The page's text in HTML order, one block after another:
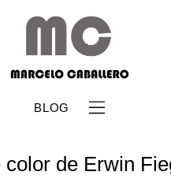
BLOG
color de Erwin